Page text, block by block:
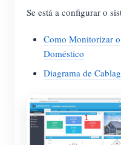
Se está a configurar o
Como Monitorizar
Doméstico
Diagrama de